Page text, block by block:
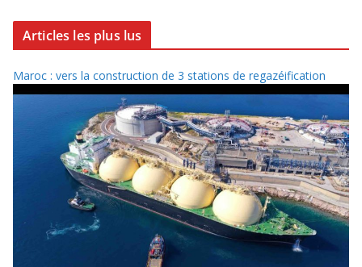
Articles les plus lus
Maroc : vers la construction de 3 stations de regazéification